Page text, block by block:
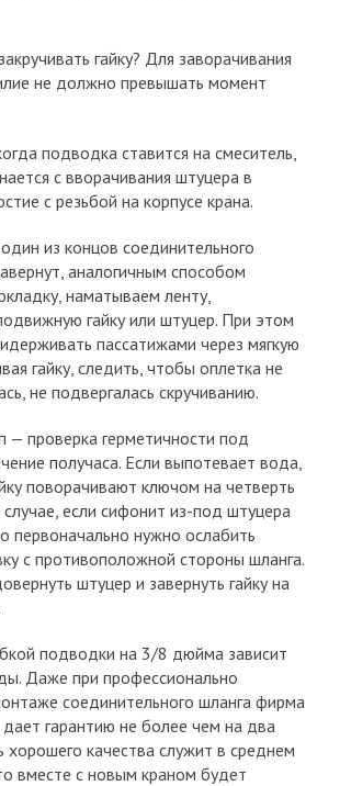
гайку? Для заворачивания
не должно превышать момент
подводка ставится на смеситель,
с вворачивания штуцера в
с резьбой на корпусе крана.
из концов соединительного
аналогичным способом
наматываем ленту,
гайку или штуцер. При этом
пассатижами через мягкую
гайку, следить, чтобы оплетка не
не подвергалась скручиванию.
— проверка герметичности под
получаса. Если выпотевает вода,
поворачивают ключом на четверть
если сифонит из-под штуцера
первоначально нужно ослабить
с противоположной стороны шланга.
штуцер и завернуть гайку на
подводки на 3/8 дюйма зависит
Даже при профессионально
соединительного шланга фирма
гарантию не более чем на два
хорошего качества служит в среднем
вместе с новым краном будет